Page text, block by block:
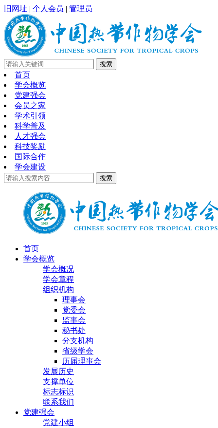
旧网址 | 个人会员 | 管理员
首页
学会概览
党建强会
会员之家
学术引领
科学普及
人才强会
科技奖励
国际合作
学会建设
首页
学会概览
学会概况
学会章程
组织机构
理事会
党委会
监事会
秘书处
分支机构
省级学会
历届理事会
发展历史
支撑单位
标志标识
联系我们
党建强会
党建小组